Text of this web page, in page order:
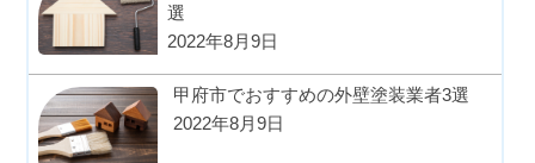
選
2022年8月9日
甲府市でおすすめの外壁塗装業者3選
2022年8月9日